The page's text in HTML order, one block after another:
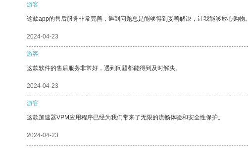
游客
这款app的售后服务非常完善，遇到问题总是能够得到妥善解决，让我能够放心购物。
2024-04-23
游客
这款软件的售后服务非常好，遇到问题都能得到及时解决。
2024-04-23
游客
这款加速器VPM应用程序已经为我们带来了无限的流畅体验和安全性保护。
2024-04-23